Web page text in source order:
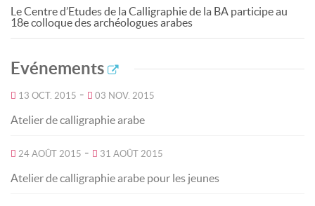
Le Centre d’Etudes de la Calligraphie de la BA participe au
18e colloque des archéologues arabes
Evénements
13 OCT. 2015 - 03 NOV. 2015
Atelier de calligraphie arabe
24 AOÛT 2015 - 31 AOÛT 2015
Atelier de calligraphie arabe pour les jeunes